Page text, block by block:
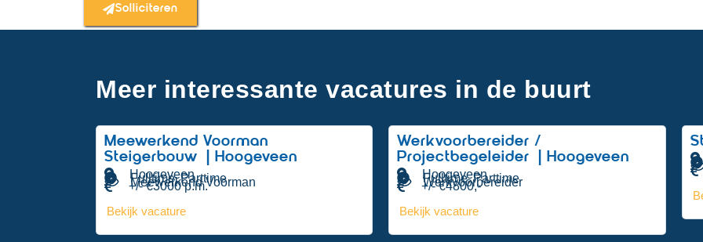
Solliciteren
Meer interessante vacatures in de buurt
Meewerkend Voorman
Steigerbouw | Hoogeveen
Hoogeveen
Fulltime, Parttime
Meewerkend Voorman
+/- €3000 p.m.
Bekijk vacature
Werkvoorbereider /
Projectbegeleider | Hoogeveen
Hoogeveen
Fulltime, Parttime
Werkvoorbereider
+/- €4800,-
Bekijk vacature